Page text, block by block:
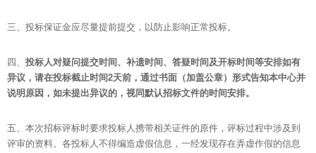
三、投标保证金应尽量提前提交，以防止影响正常投标。
四、 投标人对疑问提交时间、补遗时间、答疑时间及开标时间等安排如有
异议，请在投标截止时间2天前，通过书面（加盖公章）形式告知本中心并
说明原因，如未提出异议的，视同默认招标文件的时间安排。
五、本次招标评标时要求投标人携带相关证件的原件，评标过程中涉及到
评审的资料。各投标人不得编造虚假信息，一经发现存在弄虚作假的信息